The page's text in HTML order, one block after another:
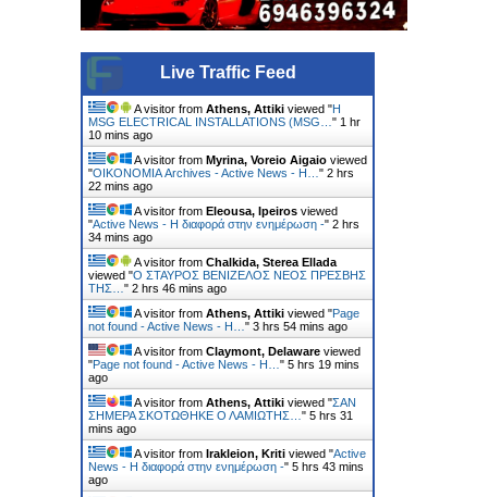
Live Traffic Feed
A visitor from Athens, Attiki viewed "Η
MSG ELECTRICAL INSTALLATIONS (MSG… " 1 hr
10 mins ago
A visitor from Myrina, Voreio Aigaio viewed
"ΟΙΚΟΝΟΜΙΑ Archives - Active News - Η… " 2 hrs
22 mins ago
A visitor from Eleousa, Ipeiros viewed
"Active News - Η διαφορά στην ενημέρωση -" 2 hrs
34 mins ago
A visitor from Chalkida, Sterea Ellada
viewed "Ο ΣΤΑΥΡΟΣ ΒΕΝΙΖΕΛΟΣ ΝΕΟΣ ΠΡΕΣΒΗΣ
ΤΗΣ… " 2 hrs 46 mins ago
A visitor from Athens, Attiki viewed "Page
not found - Active News - Η… " 3 hrs 55 mins ago
A visitor from Claymont, Delaware viewed
"Page not found - Active News - Η… " 5 hrs 19 mins
ago
A visitor from Athens, Attiki viewed "ΣΑΝ
ΣΗΜΕΡΑ ΣΚΟΤΩΘΗΚΕ Ο ΛΑΜΙΩΤΗΣ… " 5 hrs 31
mins ago
A visitor from Irakleion, Kriti viewed "Active
News - Η διαφορά στην ενημέρωση -" 5 hrs 43 mins
ago